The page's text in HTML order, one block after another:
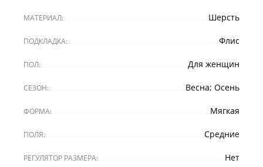
МАТЕРИАЛ: Шерсть
ПОДКЛАДКА: Флис
ПОЛ: Для женщин
СЕЗОН: Весна; Осень
ФОРМА: Мягкая
ПОЛЯ: Средние
РЕГУЛЯТОР РАЗМЕРА: Нет